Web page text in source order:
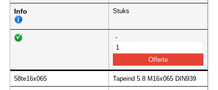
Info Stuks
-
58te16x065 Tapeind 5.8 M16x065 DIN939